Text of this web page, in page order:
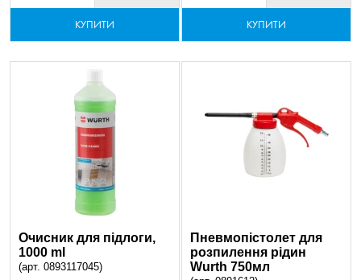
КУПИТИ КУПИТИ
Очисник для підлоги,
1000 ml
(арт. 0893117045)
Пнeвмoпіcтoлeт для
poзпилeння pідин
Wurth 750мл